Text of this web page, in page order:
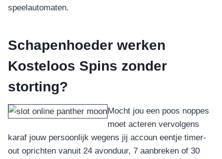
speelautomaten.
Schapenhoeder werken
Kosteloos Spins zonder
storting?
Mocht jou een poos noppes
moet acteren vervolgens
karaf jouw persoonlijk wegens jij accoun eentje timer-
out oprichten vanuit 24 avonduur, 7 aanbreken of 30